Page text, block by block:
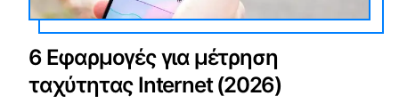
6 Εφαρμογές για μέτρηση
ταχύτητας Internet (2026)